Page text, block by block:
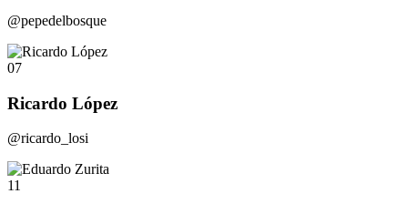
@pepedelbosque
07
Ricardo López
@ricardo_losi
11